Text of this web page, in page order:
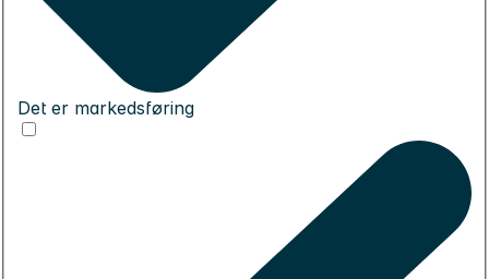
Det er markedsføring